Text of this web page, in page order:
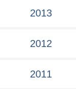
2013
2012
2011